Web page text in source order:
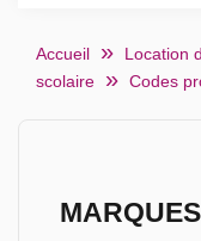
Accueil Location
scolaire
Codes